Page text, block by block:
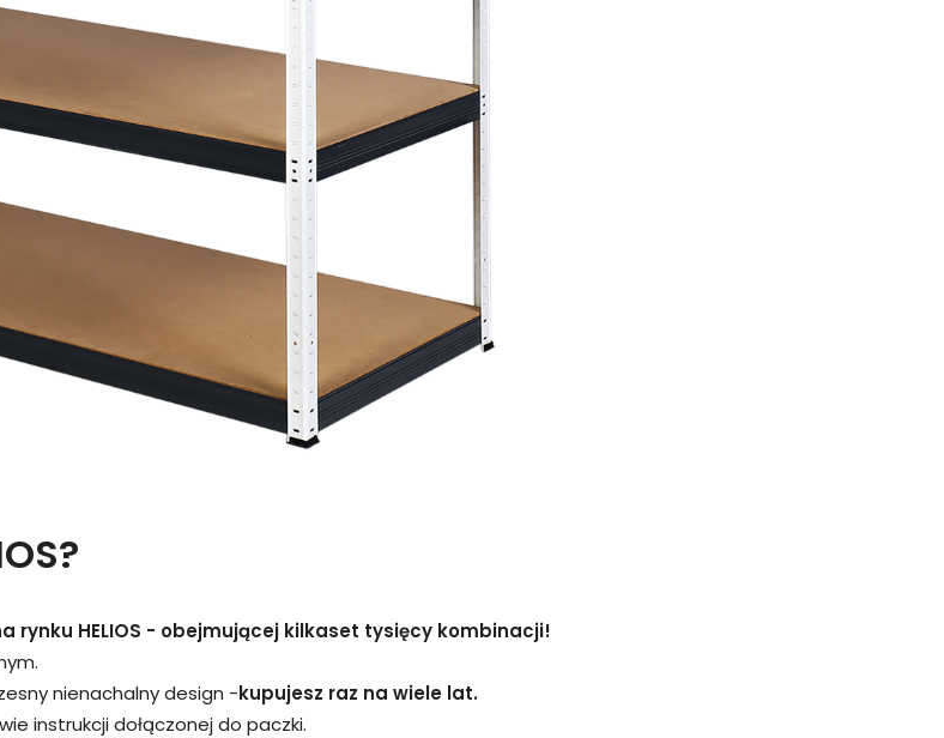
rynku HELIOS - obejmującej kilkaset tysięcy kombinacji!
nienachalny design -kupujesz raz na wiele lat.
instrukcji dołączonej do paczki.